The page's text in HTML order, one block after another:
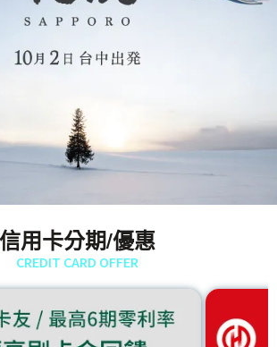
信用卡分期/優惠
CREDIT CARD OFFER